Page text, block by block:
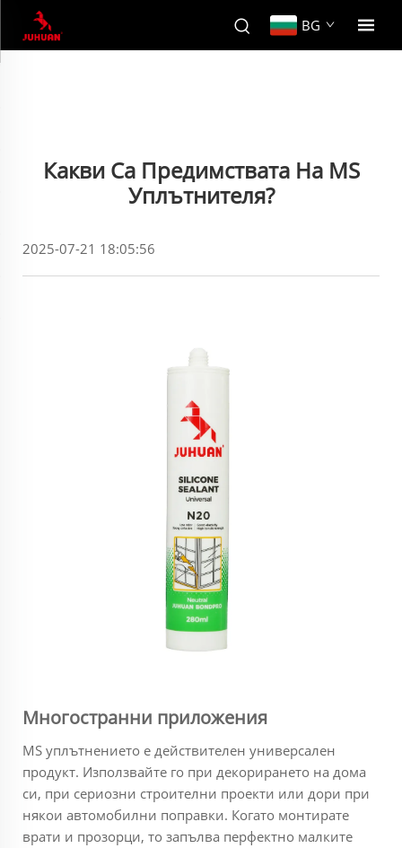
BG
Какви Са Предимствата На MS
Уплътнителя?
2025-07-21 18:05:56
Многостранни приложения
MS уплътнението е действителен универсален
продукт. Използвайте го при декорирането на дома
си, при сериозни строителни проекти или дори при
някои автомобилни поправки. Когато монтирате
врати и прозорци, то запълва перфектно малките